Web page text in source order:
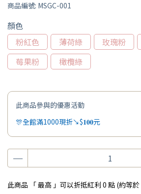
商品編號: MSGC-001
顏色
粉紅色
薄荷綠 玫瑰粉
莓果粉
橄欖綠
此商品參與的優惠活動
🎊全館滿1000現折↘$𝟏𝟎𝟎元
此商品 「 最高 」可以折抵紅利 0 點 (約等於